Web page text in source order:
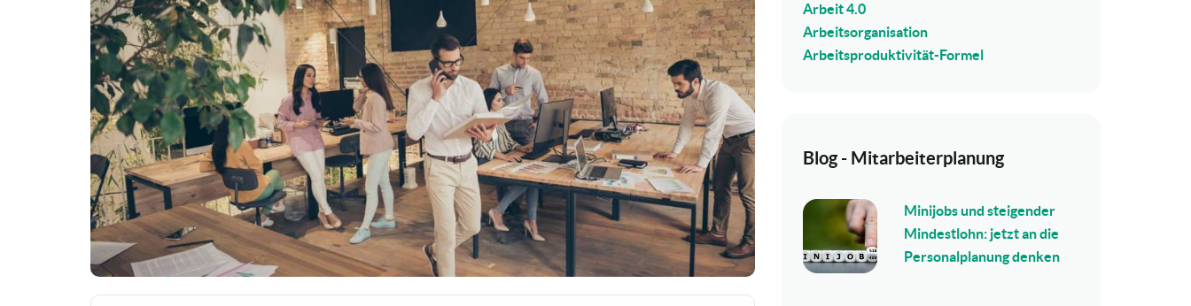
Arbeit 4.0
Arbeitsorganisation
Arbeitsproduktivität-Formel
Blog - Mitarbeiterplanung
Minijobs und steigender
Mindestlohn: jetzt an die
Personalplanung denken